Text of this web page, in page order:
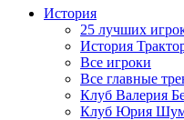
История
25 лучших
История
Все игроки
Все главные
Клуб Валерия
Клуб Юрия